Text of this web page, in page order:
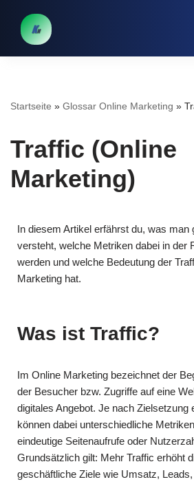
Zum
Startseite » Glossar Online Marketing »
Traffic (Online
Marketing)
In diesem Artikel erfährst du, was man
versteht, welche Metriken dabei in der
werden und welche Bedeutung der
Marketing hat.
Was ist Traffic?
Im Online Marketing bezeichnet der
der Besucher bzw. Zugriffe auf eine
digitales Angebot. Je nach Zielsetzung
können dabei unterschiedliche
eindeutige Seitenaufrufe oder
Grundsätzlich gilt: Mehr Traffic erhöht
geschäftliche Ziele wie Umsatz,